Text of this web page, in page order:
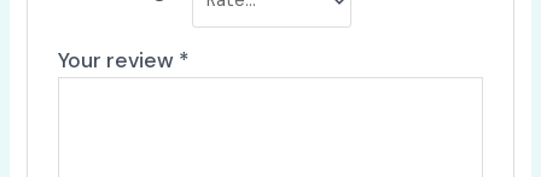
Your review *